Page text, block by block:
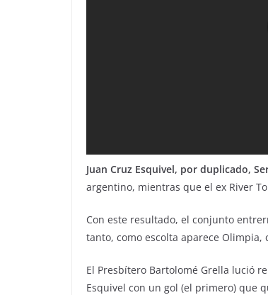
Juan Cruz Esquivel, por duplicado,
argentino, mientras que el ex River
Con este resultado, el conjunto
tanto, como escolta aparece
El Presbítero Bartolomé Grella lució
Esquivel con un gol (el primero) que